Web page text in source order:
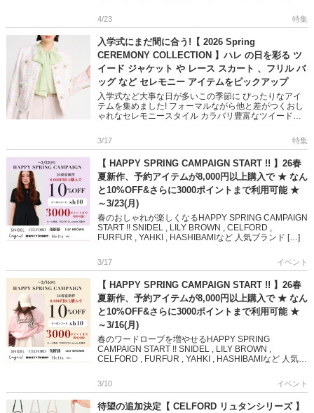
4/23 特集
入学式にまだ間に合う!【 2026 Spring
CEREMONY COLLECTION 】ハレ の日を彩る ツ
イード ジャケット や レース スカート 、フリル バ
ッグ など セレモニー アイテムをピックアップ
入学式など大事な日が多いこの季節に ぴったりなアイ
テムを集めました! フォーマルながら他と差がつくおし
ゃれなセレモニースタイル カラバリ豊富なツイードや
華やかな気持ちに […]
3/17 特集
【 HAPPY SPRING CAMPAIGN START !! 】26春
夏新作、予約アイテムが8,000円以上購入で ★ なん
と10%OFF&さらに3000ポイントまで利用可能 ★
～3/23(月)
春のおしゃれが楽しくなるHAPPY SPRING CAMPAIGN
START !! SNIDEL , LILY BROWN , CELFORD ,
FURFUR , YAHKI , HASHIBAMIなど 人気ブランド […]
3/17 イベント
【 HAPPY SPRING CAMPAIGN START !! 】26春
夏新作、予約アイテムが8,000円以上購入で ★ なん
と10%OFF&さらに3000ポイントまで利用可能 ★
～3/16(月)
春のワードローブを増やせるHAPPY SPRING
CAMPAIGN START !! SNIDEL , LILY BROWN ,
CELFORD , FURFUR , YAHKI , HASHIBAMIなど 人気ブ
3/10 イベント
待望の追加決定【 CELFORD リュタンシリーズ 】